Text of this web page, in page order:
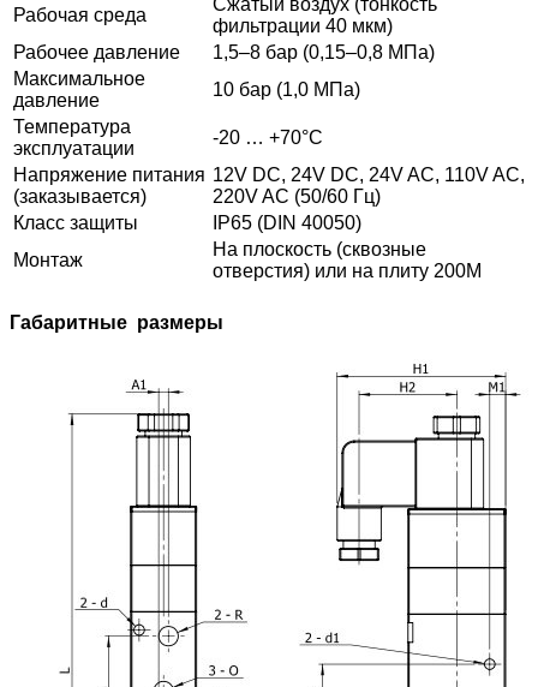
Рабочая среда
Сжатый воздух (тонкость
фильтрации 40 мкм)
Рабочее давление
1,5–8 бар (0,15–0,8 МПа)
Максимальное
давление
10 бар (1,0 МПа)
Температура
эксплуатации
-20 … +70°C
Напряжение питания
(заказывается)
12V DC, 24V DC, 24V AC, 110V AC,
220V AC (50/60 Гц)
Класс защиты
IP65 (DIN 40050)
Монтаж
На плоскость (сквозные
отверстия) или на плиту 200М
Габаритные размеры